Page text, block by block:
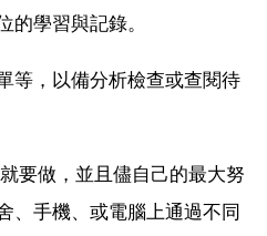
的學習與記錄。
等，以備分析檢查或查閱待
要做，並且儘自己的最大努
、手機、或電腦上通過不同